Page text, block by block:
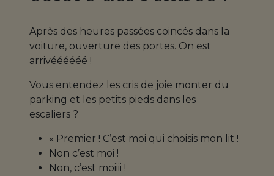
Après des heures passées coincés dans la
voiture, ouverture des portes. On est
arrivéééééé !
Vous entendez les cris de joie monter du
parking et les petits pieds dans les
escaliers ?
« Premier ! C’est moi qui choisis mon lit !
Non c’est moi !
Non, c’est moiiii !